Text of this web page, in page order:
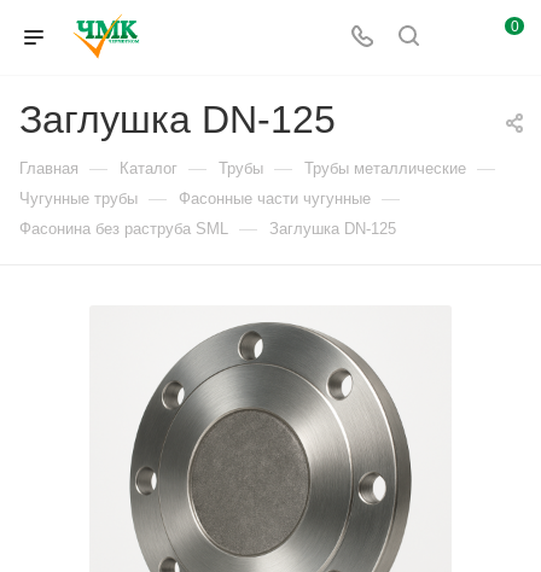
0
Заглушка DN-125
Главная — Каталог — Трубы — Трубы металлические —
Чугунные трубы — Фасонные части чугунные —
Фасонина без раструба SML — Заглушка DN-125